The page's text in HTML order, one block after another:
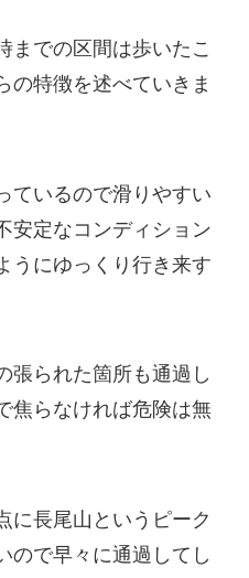
までの区間は歩いたこ
の特徴を述べていきま
ているので滑りやすい
安定なコンディション
うにゆっくり行き来す
張られた箇所も通過し
焦らなければ危険は無
に長尾山というピーク
ので早々に通過してし